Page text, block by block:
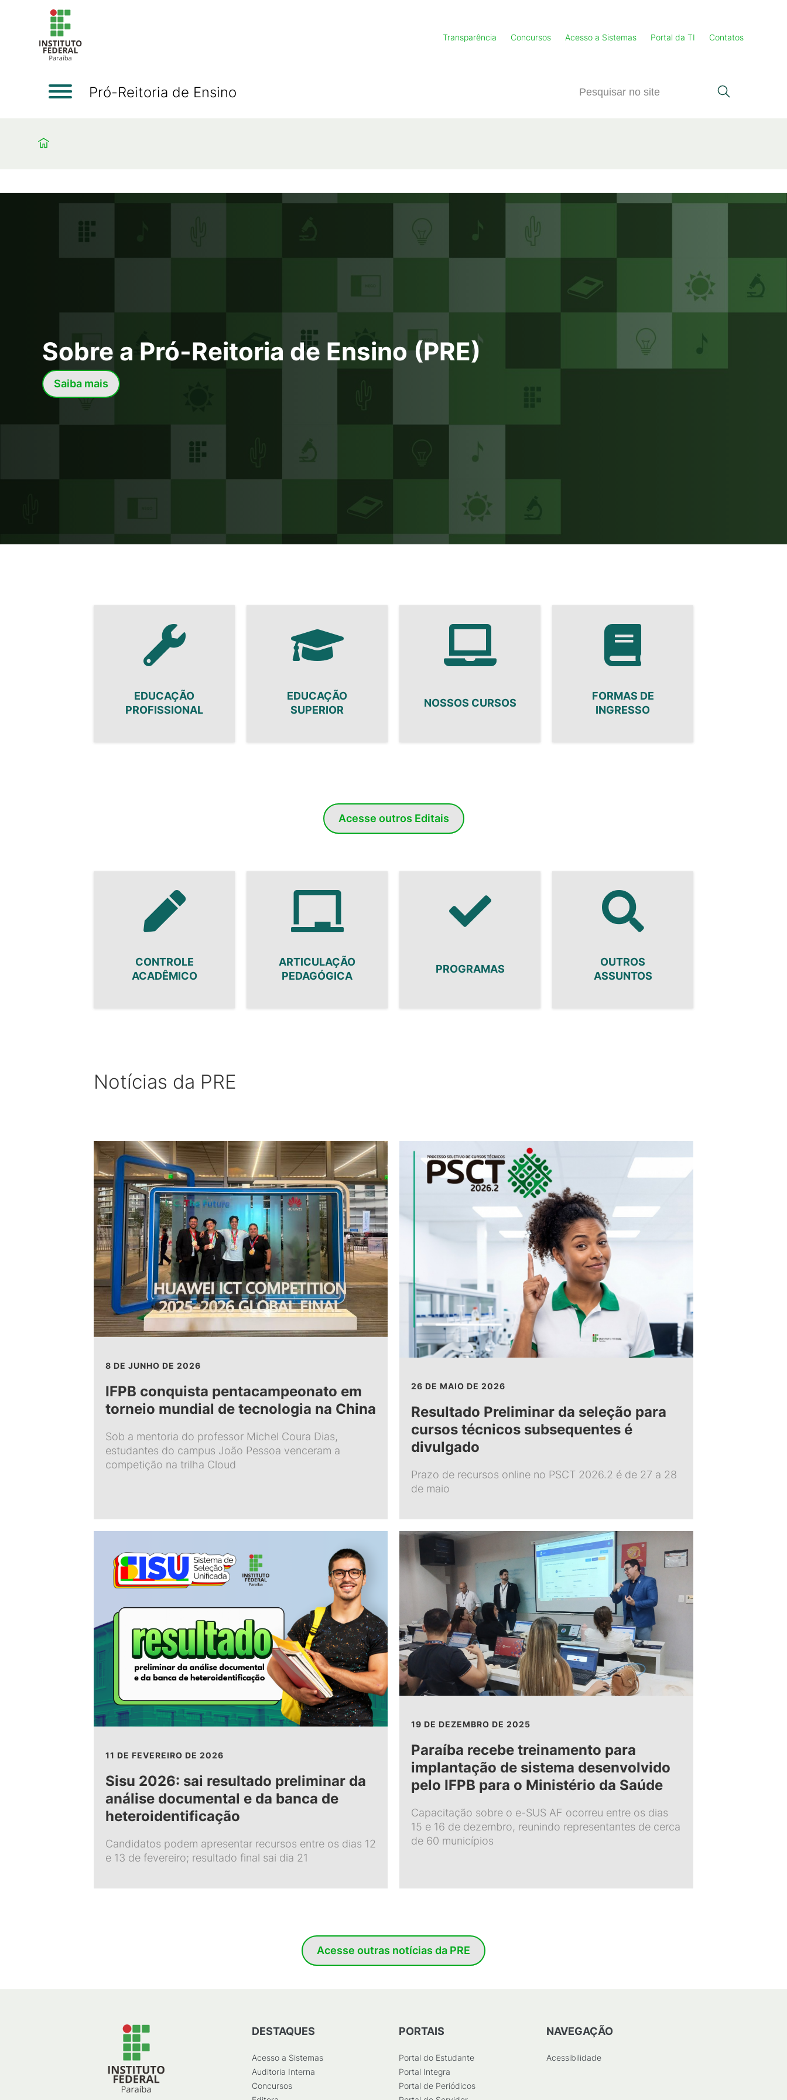
Transparência Concursos Acesso a Sistemas Portal da TI Contatos
Pró-Reitoria de Ensino
Sobre a Pró-Reitoria de Ensino (PRE)
Saiba mais
EDUCAÇÃO
PROFISSIONAL
EDUCAÇÃO
SUPERIOR
NOSSOS CURSOS
FORMAS DE
INGRESSO
Acesse outros Editais
CONTROLE
ACADÊMICO
ARTICULAÇÃO
PEDAGÓGICA
PROGRAMAS
OUTROS
ASSUNTOS
Notícias da PRE
8 DE JUNHO DE 2026
IFPB conquista pentacampeonato em
torneio mundial de tecnologia na China
Sob a mentoria do professor Michel Coura Dias,
estudantes do campus João Pessoa venceram a
competição na trilha Cloud
26 DE MAIO DE 2026
Resultado Preliminar da seleção para
cursos técnicos subsequentes é
divulgado
Prazo de recursos online no PSCT 2026.2 é de 27 a 28
de maio
11 DE FEVEREIRO DE 2026
Sisu 2026: sai resultado preliminar da
análise documental e da banca de
heteroidentificação
Candidatos podem apresentar recursos entre os dias 12
e 13 de fevereiro; resultado final sai dia 21
19 DE DEZEMBRO DE 2025
Paraíba recebe treinamento para
implantação de sistema desenvolvido
pelo IFPB para o Ministério da Saúde
Capacitação sobre o e-SUS AF ocorreu entre os dias
15 e 16 de dezembro, reunindo representantes de cerca
de 60 municípios
Acesse outras notícias da PRE
DESTAQUES
Acesso a Sistemas
Auditoria Interna
Concursos
PORTAIS
Portal do Estudante
Portal Integra
Portal de Periódicos
NAVEGAÇÃO
Acessibilidade